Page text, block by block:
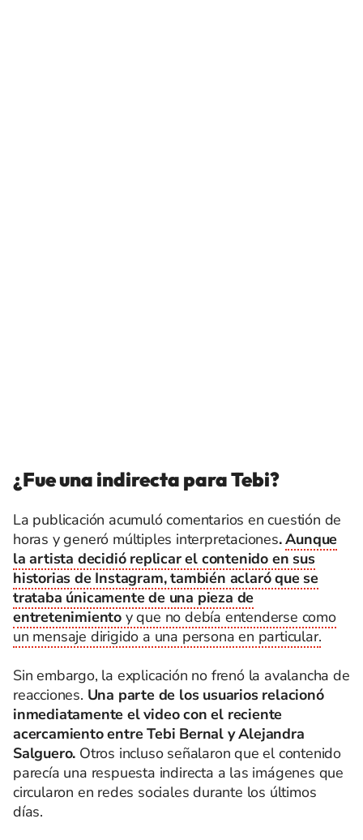
¿Fue una indirecta para Tebi?
La publicación acumuló comentarios en cuestión de
horas y generó múltiples interpretaciones.Aunque
la artista decidió replicar el contenido en sus
historias de Instagram, también aclaró que se
trataba únicamente de una pieza de
entretenimiento y que no debía entenderse como
un mensaje dirigido a una persona en particular.
Sin embargo, la explicación no frenó la avalancha de
reacciones. Una parte de los usuarios relacionó
inmediatamente el video con el reciente
acercamiento entre Tebi Bernal y Alejandra
Salguero. Otros incluso señalaron que el contenido
parecía una respuesta indirecta a las imágenes que
circularon en redes sociales durante los últimos
días.